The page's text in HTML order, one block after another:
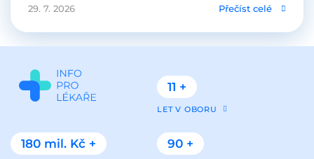
29. 7. 2026 Přečíst celé
11 +
LET V OBORU
180 mil. Kč + 90 +